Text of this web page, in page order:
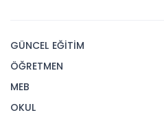
GÜNCEL EĞİTİM
ÖĞRETMEN
MEB
OKUL